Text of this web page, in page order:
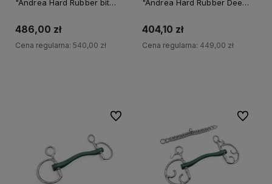
"Andrea Hard Rubber bit
486,00 zł
Cena regularna: 540,00 zł
"Andrea Hard Rubber Dee
404,10 zł
Cena regularna: 449,00 zł
Do ulubionych Do